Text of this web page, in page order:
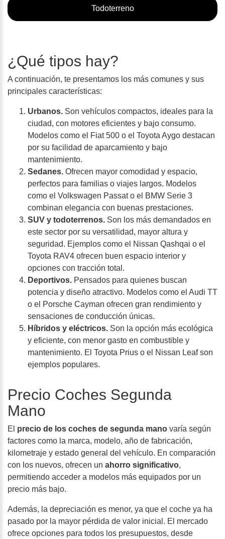
Todoterreno
¿Qué tipos hay?
A continuación, te presentamos los más comunes y sus
principales características:
Urbanos. Son vehículos compactos, ideales para la
ciudad, con motores eficientes y bajo consumo.
Modelos como el Fiat 500 o el Toyota Aygo destacan
por su facilidad de aparcamiento y bajo
mantenimiento.
Sedanes. Ofrecen mayor comodidad y espacio,
perfectos para familias o viajes largos. Modelos
como el Volkswagen Passat o el BMW Serie 3
combinan elegancia con buenas prestaciones.
SUV y todoterrenos. Son los más demandados en
este sector por su versatilidad, mayor altura y
seguridad. Ejemplos como el Nissan Qashqai o el
Toyota RAV4 ofrecen buen espacio interior y
opciones con tracción total.
Deportivos. Pensados para quienes buscan
potencia y diseño atractivo. Modelos como el Audi TT
o el Porsche Cayman ofrecen gran rendimiento y
sensaciones de conducción únicas.
Híbridos y eléctricos. Son la opción más ecológica
y eficiente, con menor gasto en combustible y
mantenimiento. El Toyota Prius o el Nissan Leaf son
ejemplos populares.
Precio Coches Segunda
Mano
El precio de los coches de segunda mano varía según
factores como la marca, modelo, año de fabricación,
kilometraje y estado general del vehículo. En comparación
con los nuevos, ofrecen un ahorro significativo,
permitiendo acceder a modelos más equipados por un
precio más bajo.
Además, la depreciación es menor, ya que el coche ya ha
pasado por la mayor pérdida de valor inicial. El mercado
ofrece opciones para todos los presupuestos, desde